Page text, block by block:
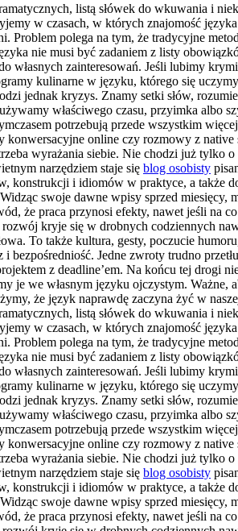
listą słówek do wkuwania i
w czasach, w których znajomość
Problem polega na tym, że tradycyjne
nie musi być zadaniem z listy
własnych zainteresowań. Jeśli lubimy
kulinarne w języku, którego się
jednak kryzys. Znamy setki słów,
właściwego czasu, przyimka albo
potrzebują przede wszystkim
online czy rozmowy z
wyrażania siebie. Nie chodzi już
narzędziem staje się blog osobisty
konstrukcji i idiomów w praktyce, a
swoje dawne wpisy sprzed miesięcy,
że praca przynosi efekty, nawet jeśli na
kryje się w drobnych codziennych
To także kultura, gesty, poczucie
bezpośredniość. Jedne zwroty trudno
z deadline’em. Na końcu tej drogi
je we własnym języku ojczystym.
że język naprawdę zaczyna żyć w
listą słówek do wkuwania i
w czasach, w których znajomość
Problem polega na tym, że tradycyjne
nie musi być zadaniem z listy
własnych zainteresowań. Jeśli lubimy
kulinarne w języku, którego się
jednak kryzys. Znamy setki słów,
właściwego czasu, przyimka albo
potrzebują przede wszystkim
online czy rozmowy z
wyrażania siebie. Nie chodzi już
narzędziem staje się blog osobisty
konstrukcji i idiomów w praktyce, a
swoje dawne wpisy sprzed miesięcy,
że praca przynosi efekty, nawet jeśli na